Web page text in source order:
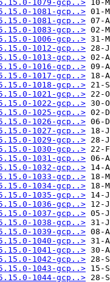
1079-gcp..>
1081-gcp..>
1081-gcp..>
1083-gcp..>
1006-gcp..>
1012-gcp..>
1013-gcp..>
1016-gcp..>
1017-gcp..>
1018-gcp..>
1021-gcp..>
1022-gcp..>
1025-gcp..>
1026-gcp..>
1027-gcp..>
1029-gcp..>
1030-gcp..>
1031-gcp..>
1032-gcp..>
1033-gcp..>
1034-gcp..>
1035-gcp..>
1036-gcp..>
1037-gcp..>
1038-gcp..>
1039-gcp..>
1040-gcp..>
1041-gcp..>
1042-gcp..>
1043-gcp..>
1044-gcp..>